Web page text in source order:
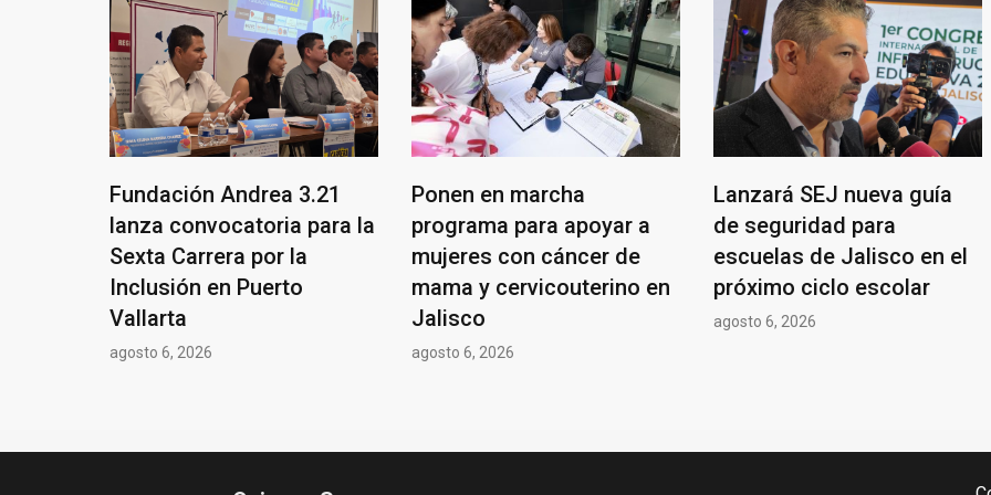
Fundación Andrea 3.21
lanza convocatoria para la
Sexta Carrera por la
Inclusión en Puerto
Vallarta
agosto 6, 2026
Ponen en marcha
programa para apoyar a
mujeres con cáncer de
mama y cervicouterino en
Jalisco
agosto 6, 2026
Lanzará SEJ nueva guía
de seguridad para
escuelas de Jalisco en el
próximo ciclo escolar
agosto 6, 2026